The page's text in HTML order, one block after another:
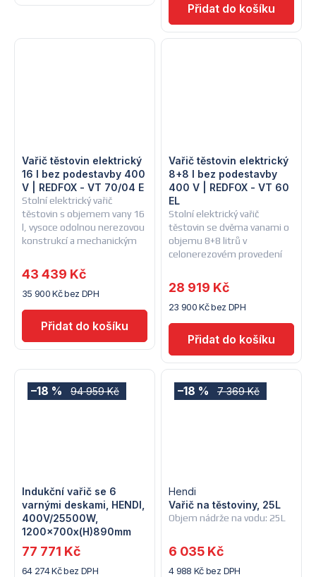
Stolní elektrický vařič
těstovin s objemem vany 16
l, vysoce odolnou nerezovou
konstrukcí a mechanickým
Vařič těstovin elektrický
16 l bez podestavby 400
V | REDFOX - VT 70/04 E
35 900 Kč bez DPH
43 439 Kč
Stolní elektrický vařič
těstovin se dvěma vanami o
objemu 8+8 litrů v
celonerezovém provedení
Vařič těstovin elektrický
8+8 l bez podestavby
400 V | REDFOX - VT 60
EL
23 900 Kč bez DPH
28 919 Kč
94 959 Kč
–18 %
Indukční vařič se 6
varnými deskami, HENDI,
400V/25500W,
1200x700x(H)890mm
64 274 Kč bez DPH
77 771 Kč
7 369 Kč
–18 %
Objem nádrže na vodu: 25L
Vařič na těstoviny, 25L
Hendi
4 988 Kč bez DPH
6 035 Kč